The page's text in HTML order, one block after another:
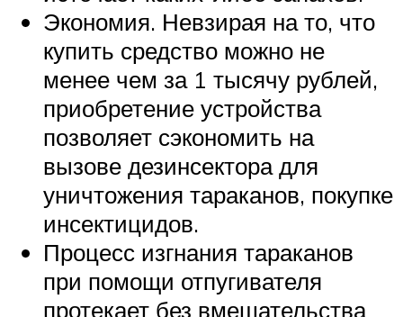
Экономия. Невзирая на то, что
купить средство можно не
менее чем за 1 тысячу рублей,
приобретение устройства
позволяет сэкономить на
вызове дезинсектора для
уничтожения тараканов, покупке
инсектицидов.
Процесс изгнания тараканов
при помощи отпугивателя
протекает без вмешательства